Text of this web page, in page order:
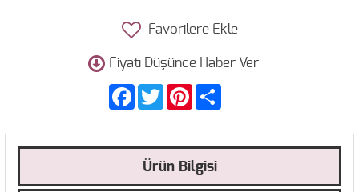
Favorilere Ekle
Fiyatı Düşünce Haber Ver
FacebookTwitter Pinterest
Ürün Bilgisi